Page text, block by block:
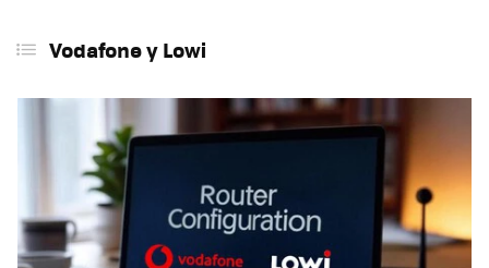
Vodafone y Lowi